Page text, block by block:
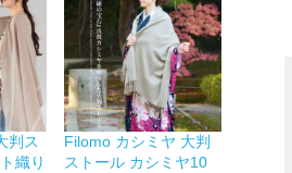
判ス
織り
Filomo カシミヤ 大判
ストール カシミヤ10